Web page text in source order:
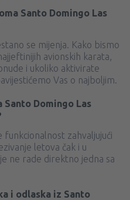
Santo Domingo Las
se mijenja. Kako bismo
avionskih karata,
i ukoliko aktivirate
Vas o najboljim.
Domingo Las
funkcionalnost zahvaljujući
letova čak i u
ne rade direktno jedna sa
i odlaska iz Santo